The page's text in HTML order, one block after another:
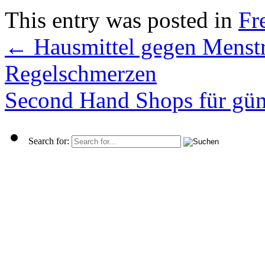
This entry was posted in
← Hausmittel gegen
Regelschmerzen
Second Hand Shops für
Search for: